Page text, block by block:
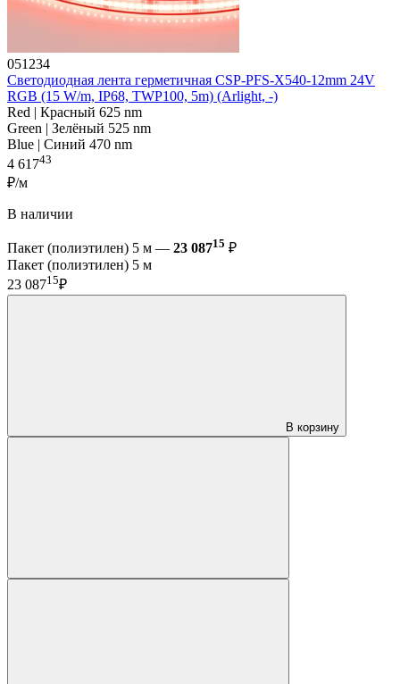
051234
Светодиодная лента герметичная CSP-PFS-X540-12mm 24V
RGB (15 W/m, IP68, TWP100, 5m) (Arlight, -)
Red | Красный 625 nm
Green | Зелёный 525 nm
Blue | Синий 470 nm
4 61743
₽/м
В наличии
Пакет (полиэтилен) 5 м — 23 08715 ₽
Пакет (полиэтилен) 5 м
23 08715₽
В корзину